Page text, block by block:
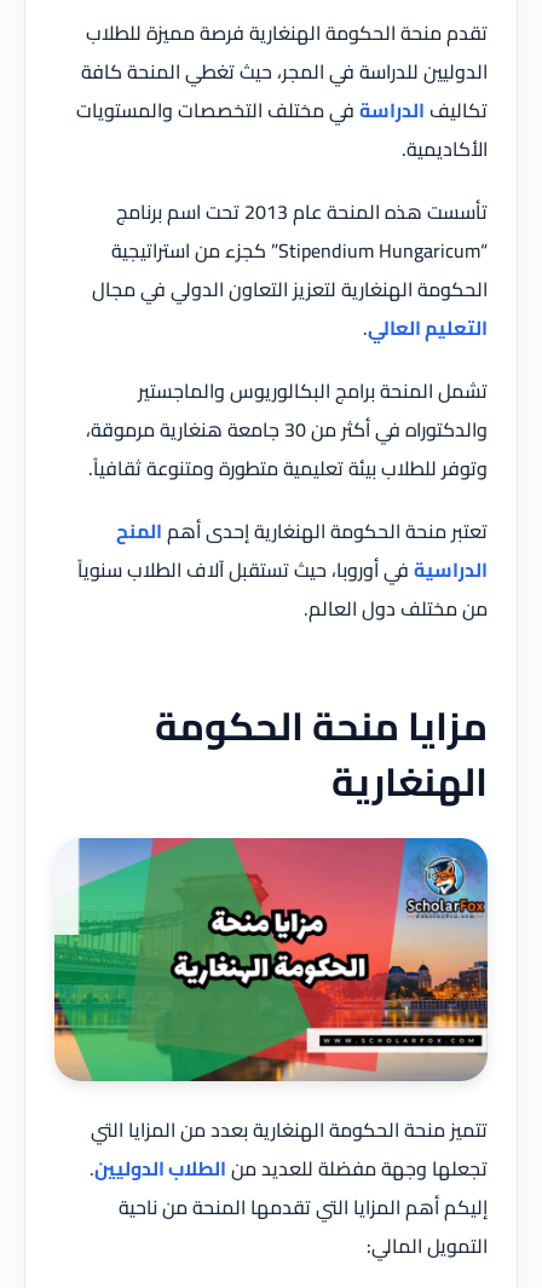
تقدم منحة الحكومة الهنغارية فرصة مميزة للطلاب
الدوليين للدراسة في المجر، حيث تغطي المنحة كافة
تكاليفالدراسةفي مختلف التخصصات والمستويات
الأكاديمية.
تأسست هذه المنحة عام 2013 تحت اسم برنامج
“Stipendium Hungaricum” كجزء من استراتيجية
الحكومة الهنغارية لتعزيز التعاون الدولي في مجال
التعليم العالي.
تشمل المنحة برامج البكالوريوس والماجستير
والدكتوراه في أكثر من 30 جامعة هنغارية مرموقة،
وتوفر للطلاب بيئة تعليمية متطورة ومتنوعة ثقافياً.
تعتبر منحة الحكومة الهنغارية إحدى أهمالمنح
الدراسيةفي أوروبا، حيث تستقبل آلاف الطلاب سنوياً
من مختلف دول العالم.
مزايا منحة الحكومة
الهنغارية
تتميز منحة الحكومة الهنغارية بعدد من المزايا التي
تجعلها وجهة مفضلة للعديد منالطلاب الدوليين.
إليكم أهم المزايا التي تقدمها المنحة من ناحية
التمويل المالي: